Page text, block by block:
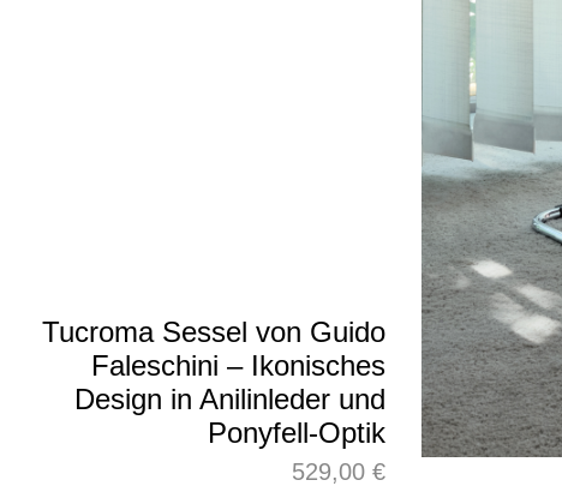
Tucroma Sessel von Guido
Faleschini – Ikonisches
Design in Anilinleder und
Ponyfell-Optik
529,00 €